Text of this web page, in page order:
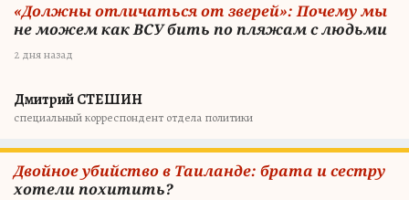
«Должны отличаться от зверей»: Почему мы
не можем как ВСУ бить по пляжам с людьми
2 дня назад
Дмитрий СТЕШИН
специальный корреспондент отдела политики
Двойное убийство в Таиланде: брата и сестру
хотели похитить?